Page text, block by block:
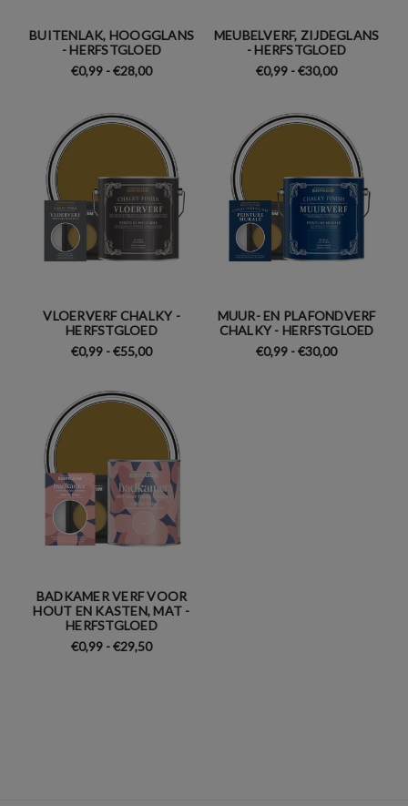
BUITENLAK, HOOGGLANS
- HERFSTGLOED
€0,99 - €28,00
MEUBELVERF, ZIJDEGLANS
- HERFSTGLOED
€0,99 - €30,00
VLOERVERF CHALKY -
HERFSTGLOED
€0,99 - €55,00
MUUR- EN PLAFONDVERF
CHALKY - HERFSTGLOED
€0,99 - €30,00
BADKAMER VERF VOOR
HOUT EN KASTEN, MAT -
HERFSTGLOED
€0,99 - €29,50